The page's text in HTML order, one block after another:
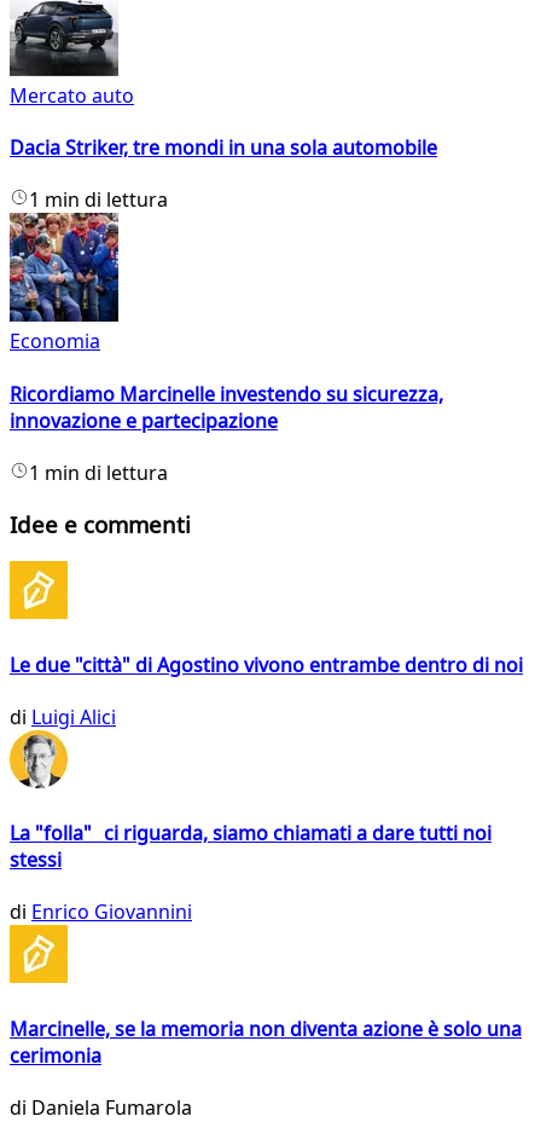
Mercato auto
Dacia Striker, tre mondi in una sola automobile
1 min di lettura
Economia
Ricordiamo Marcinelle investendo su sicurezza,
innovazione e partecipazione
1 min di lettura
Idee e commenti
Le due "città" di Agostino vivono entrambe dentro di noi
di Luigi Alici
La "folla" ci riguarda, siamo chiamati a dare tutti noi
stessi
di Enrico Giovannini
Marcinelle, se la memoria non diventa azione è solo una
cerimonia
di Daniela Fumarola